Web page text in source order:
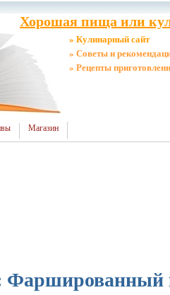
Хорошая пища или
» Кулинарный сайт
» Советы и
» Рецепты
Магазин
Фаршированный